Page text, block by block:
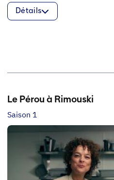
Détails
Le Pérou à Rimouski
Saison 1